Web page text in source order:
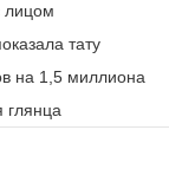
лицом
тату
на 1,5 миллиона